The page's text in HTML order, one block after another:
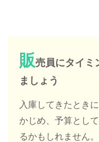
販売員にタイミ
ましょう
入庫してきたとき
かじめ、予算とし
るかもしれません